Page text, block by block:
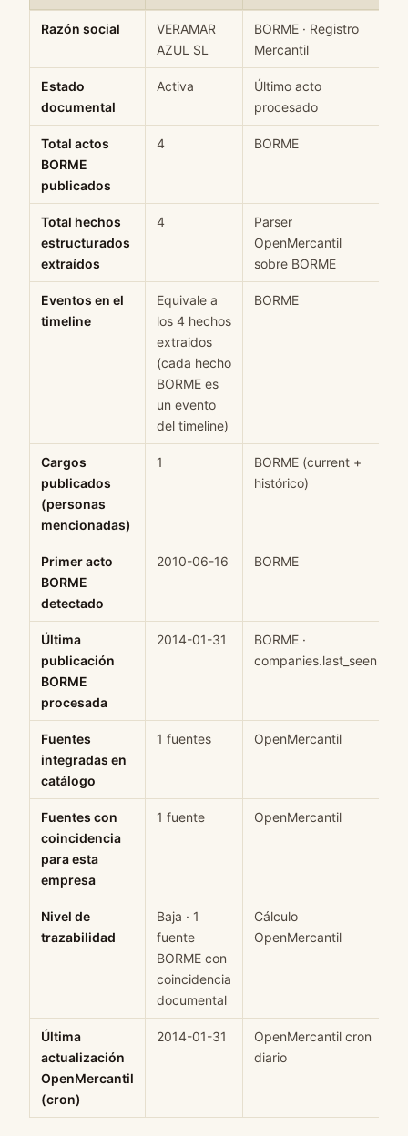
Razón social
VERAMAR
AZUL SL
BORME · Registro
Mercantil
Estado
documental
Activa
Último acto
procesado
Total actos
BORME
publicados
4 BORME
Total hechos
estructurados
extraídos
4
Parser
OpenMercantil
sobre BORME
Eventos en el
timeline
Equivale a
los 4 hechos
extraidos
(cada hecho
BORME es
un evento
del timeline)
BORME
Cargos
publicados
(personas
mencionadas)
1
BORME (current +
histórico)
Primer acto
BORME
detectado
2010-06-16 BORME
Última
publicación
BORME
procesada
2014-01-31
BORME ·
companies.last_seen
Fuentes
integradas en
catálogo
1 fuentes OpenMercantil
Fuentes con
coincidencia
para esta
empresa
1 fuente OpenMercantil
Nivel de
trazabilidad
Baja · 1
fuente
BORME con
coincidencia
documental
Cálculo
OpenMercantil
Última
actualización
OpenMercantil
(cron)
2014-01-31
OpenMercantil cron
diario